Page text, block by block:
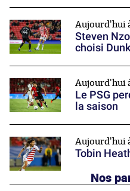
Aujourd'hui
Steven
choisi
Aujourd'hui
Le PSG
la saison
Aujourd'hui
Tobin
Nos